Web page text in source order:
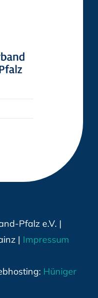
Pfalz e.V. |
| Impressum
Hüniger